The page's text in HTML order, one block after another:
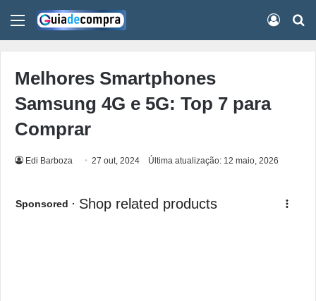
Menu
Melhores Smartphones
Samsung 4G e 5G: Top 7 para
Comprar
Edi Barboza 27 out, 2024 Última atualização: 12 maio, 2026